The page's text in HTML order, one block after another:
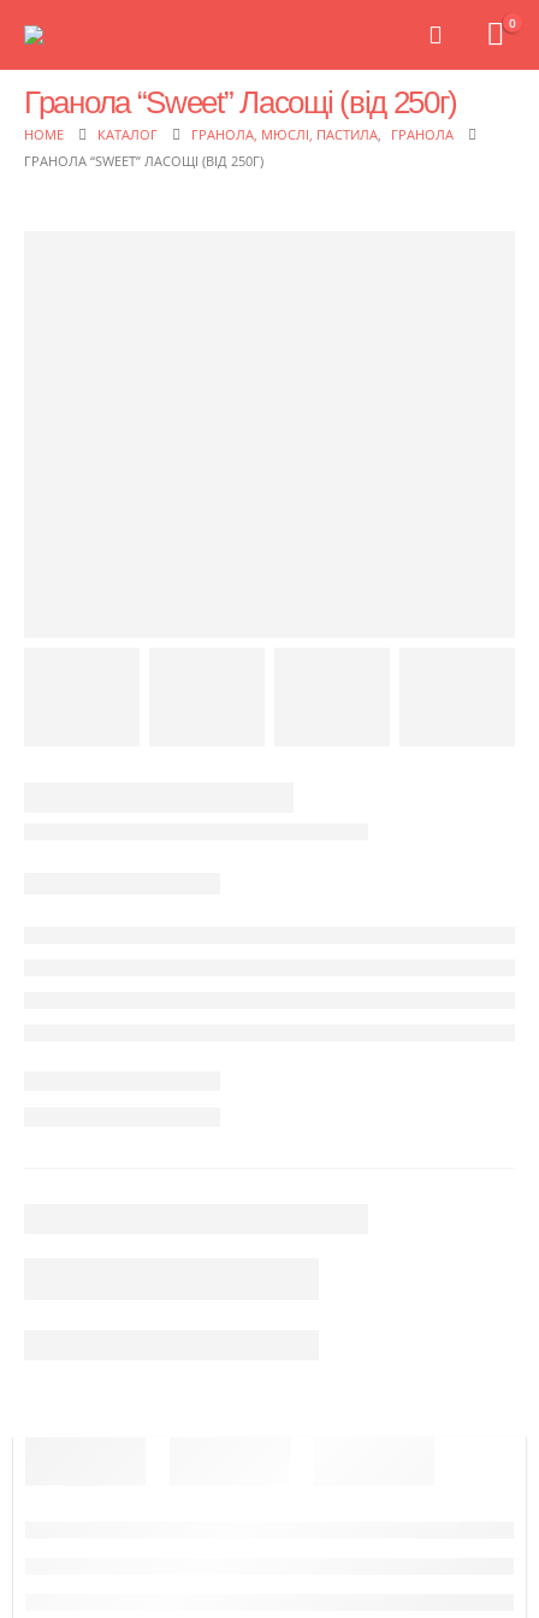
0
Гранола “Sweet” Ласощі (від 250г)
HOME КАТАЛОГ ГРАНОЛА, МЮСЛІ, ПАСТИЛА,
ГРАНОЛА
ГРАНОЛА “SWEET” ЛАСОЩІ (ВІД 250Г)